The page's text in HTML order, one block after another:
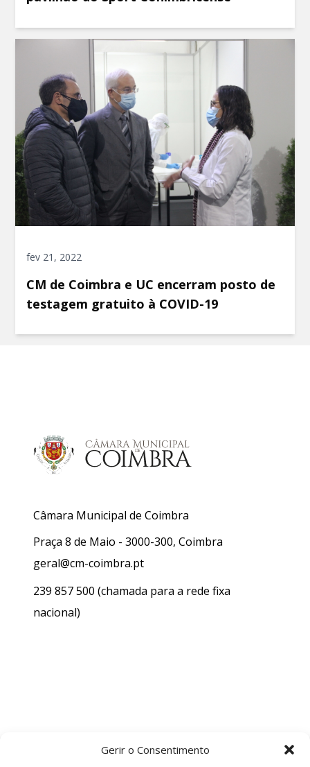
Gerir o Consentimento
fev 21, 2022
CM de Coimbra e UC encerram posto de
testagem gratuito à COVID-19
Câmara Municipal de Coimbra
Praça 8 de Maio - 3000-300, Coimbra
geral@cm-coimbra.pt
239 857 500 (chamada para a rede fixa
nacional)